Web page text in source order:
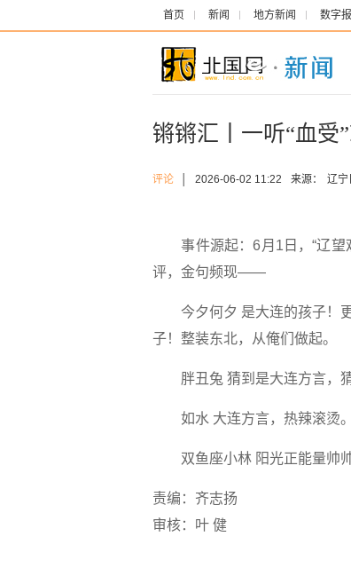
首页 新闻 地方新闻 数字报
锵锵汇丨一听“血受
评论 2026-06-02 11:22 来源： 辽宁
事件源起：6月1日，“辽望
评，金句频现——
今夕何夕 是大连的孩子！
子！整装东北，从俺们做起。
胖丑兔 猜到是大连方言，
如水 大连方言，热辣滚烫。
双鱼座小林 阳光正能量帅
责编：齐志扬
审核：叶 健